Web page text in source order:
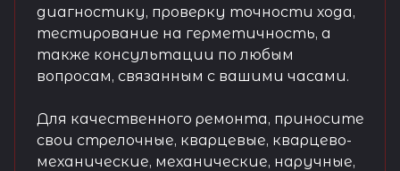
диагностику, проверку точности хода,
тестирование на герметичность, а
также консультации по любым
вопросам, связанным с вашими часами.
Для качественного ремонта, приносите
свои стрелочные, кварцевые, кварцево-
механические, механические, наручные,